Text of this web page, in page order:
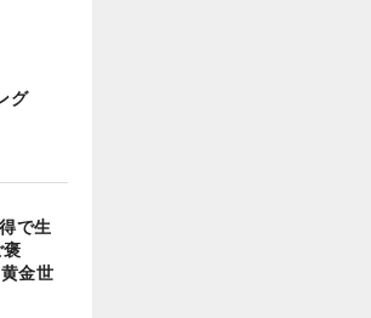
グ
で生
褒
金世